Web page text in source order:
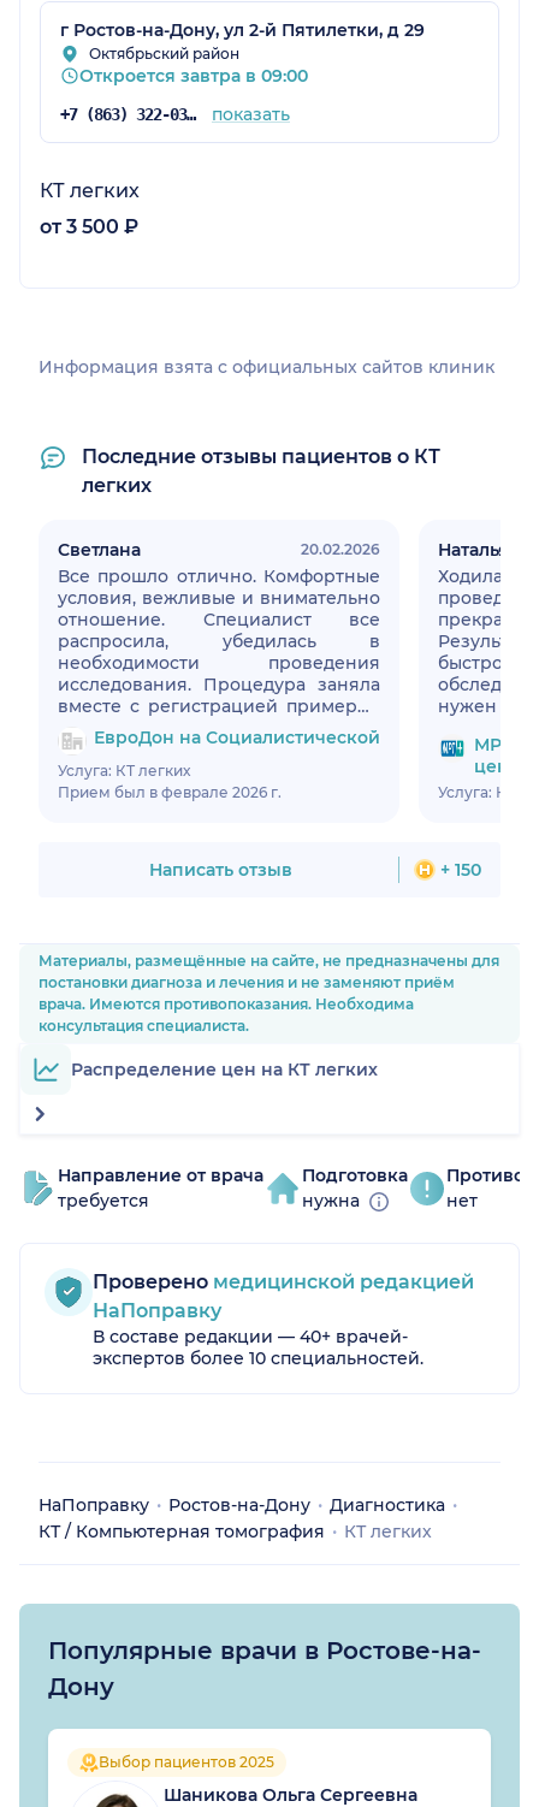
г Ростов-на-Дону, ул 2-й Пятилетки, д 29
Октябрьский район
Откроется завтра в 09:00
+7 (863) 322-03-73 показать
КТ легких
от 3 500 ₽
Информация взята c официальных сайтов клиник
Последние отзывы пациентов о КТ
легких
Светлана 20.02.2026
Все прошло отлично. Комфортные
условия, вежливые и внимательно
отношение. Специалист все
распросила, убедилась в
необходимости проведения
исследования. Процедура заняла
вместе с регистрацией примерно
15 минут. Результат ожидаю в
личный кабинет через пару часов.
Удобно, что есть свое приложение.
В клинике подключилась к
ЕвроДон на Социалистической
Услуга: КТ легких
Прием был в феврале 2026 г.
Наталья
Ходила
быстро,
нужен
МРТ
центр
Услуга: КТ
Написать отзыв + 150
Материалы, размещённые на сайте, не предназначены для
постановки диагноза и лечения и не заменяют приём
врача. Имеются противопоказания. Необходима
консультация специалиста.
Распределение цен на КТ легких
Направление от врача
требуется
Подготовка
нужна
нет
Проверено медицинской редакцией
НаПоправку
В составе редакции — 40+ врачей-
экспертов более 10 специальностей.
НаПоправку Ростов-на-Дону
Диагностика
КТ / Компьютерная томография
КТ легких
Популярные врачи в Ростове-на-
Дону
Выбор пациентов 2025
Шаникова Ольга Сергеевна